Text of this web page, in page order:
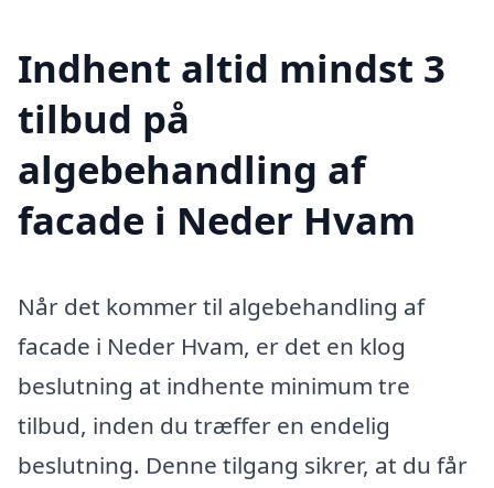
Indhent altid mindst 3
tilbud på
algebehandling af
facade i Neder Hvam
Når det kommer til algebehandling af
facade i Neder Hvam, er det en klog
beslutning at indhente minimum tre
tilbud, inden du træffer en endelig
beslutning. Denne tilgang sikrer, at du får